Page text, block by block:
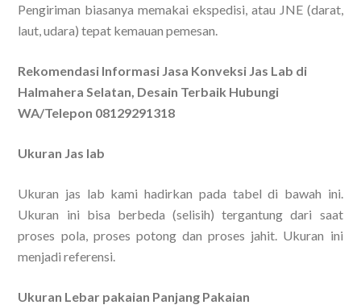
Pengiriman biasanya memakai ekspedisi, atau JNE (darat,
laut, udara) tepat kemauan pemesan.
Rekomendasi Informasi Jasa Konveksi Jas Lab di
Halmahera Selatan, Desain Terbaik Hubungi
WA/Telepon 08129291318
Ukuran Jas lab
Ukuran jas lab kami hadirkan pada tabel di bawah ini.
Ukuran ini bisa berbeda (selisih) tergantung dari saat
proses pola, proses potong dan proses jahit. Ukuran ini
menjadi referensi.
Ukuran Lebar pakaian Panjang Pakaian